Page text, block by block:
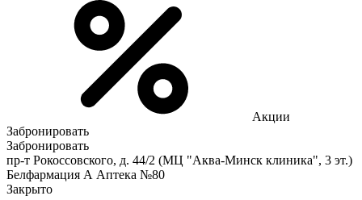
Акции
Забронировать
Забронировать
пр-т Рокоссовского, д. 44/2 (МЦ "Аква-Минск клиника", 3 эт.)
Белфармация А Аптека №80
Закрыто